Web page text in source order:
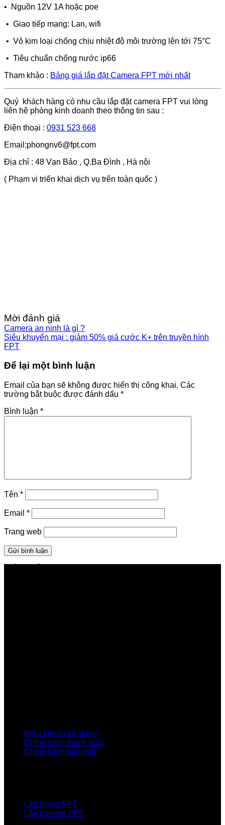
• Nguồn 12V 1A hoặc poe
• Giao tiếp mạng: Lan, wifi
• Vỏ kim loại chống chịu nhiệt độ môi trường lên tới 75°C
• Tiêu chuẩn chống nước ip66
Tham khảo : Bảng giá lắp đặt Camera FPT mới nhất
Quý khách hàng có nhu cầu lắp đặt camera FPT vui lòng
liên hệ phòng kinh doanh theo thông tin sau :
Điện thoại : 0931 523 668
Email:phongnv6@fpt.com
Địa chỉ : 48 Vạn Bảo , Q.Ba Đình , Hà nội
( Phạm vi triển khai dịch vụ trên toàn quốc )
Mời đánh giá
Camera an ninh là gì ?
Siêu khuyến mại : giảm 50% giá cước K+ trên truyền hình
FPT
Để lại một bình luận
Email của bạn sẽ không được hiển thị công khai. Các
trường bắt buộc được đánh dấu *
Bình luận *
Tên *
Email *
Trang web
Điều khoản sử dụng
Chính sách thanh toán
Chính sách bảo mật
Lắp mạng FPT
Lắp camera FPT